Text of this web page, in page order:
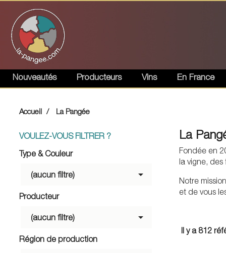
Nouveautés Producteurs Vins En France
Accueil La Pangée
VOULEZ-VOUS FILTRER ?
Type & Couleur
(aucun filtre) 
Producteur
(aucun filtre) 
Région de production
La
Fondée en
la vigne,
Notre
et de vous
Il y a 812